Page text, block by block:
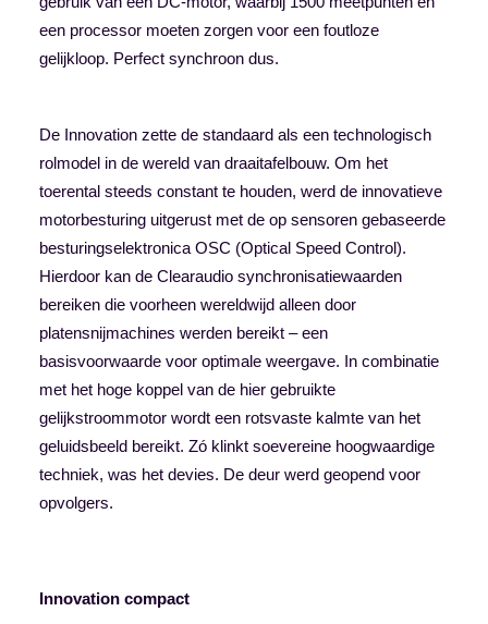
een processor moeten zorgen voor een foutloze
gelijkloop. Perfect synchroon dus.
De Innovation zette de standaard als een technologisch
rolmodel in de wereld van draaitafelbouw. Om het
toerental steeds constant te houden, werd de innovatieve
motorbesturing uitgerust met de op sensoren gebaseerde
besturingselektronica OSC (Optical Speed Control).
Hierdoor kan de Clearaudio synchronisatiewaarden
bereiken die voorheen wereldwijd alleen door
platensnijmachines werden bereikt – een
basisvoorwaarde voor optimale weergave. In combinatie
met het hoge koppel van de hier gebruikte
gelijkstroommotor wordt een rotsvaste kalmte van het
geluidsbeeld bereikt. Zó klinkt soevereine hoogwaardige
techniek, was het devies. De deur werd geopend voor
opvolgers.
Innovation compact